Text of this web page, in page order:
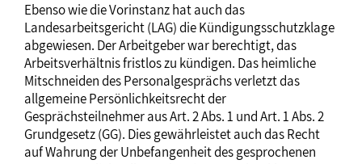
Ebenso wie die Vorinstanz hat auch das
Landesarbeitsgericht (LAG) die Kündigungsschutzklage
abgewiesen. Der Arbeitgeber war berechtigt, das
Arbeitsverhältnis fristlos zu kündigen. Das heimliche
Mitschneiden des Personalgesprächs verletzt das
allgemeine Persönlichkeitsrecht der
Gesprächsteilnehmer aus Art. 2 Abs. 1 und Art. 1 Abs. 2
Grundgesetz (GG). Dies gewährleistet auch das Recht
auf Wahrung der Unbefangenheit des gesprochenen